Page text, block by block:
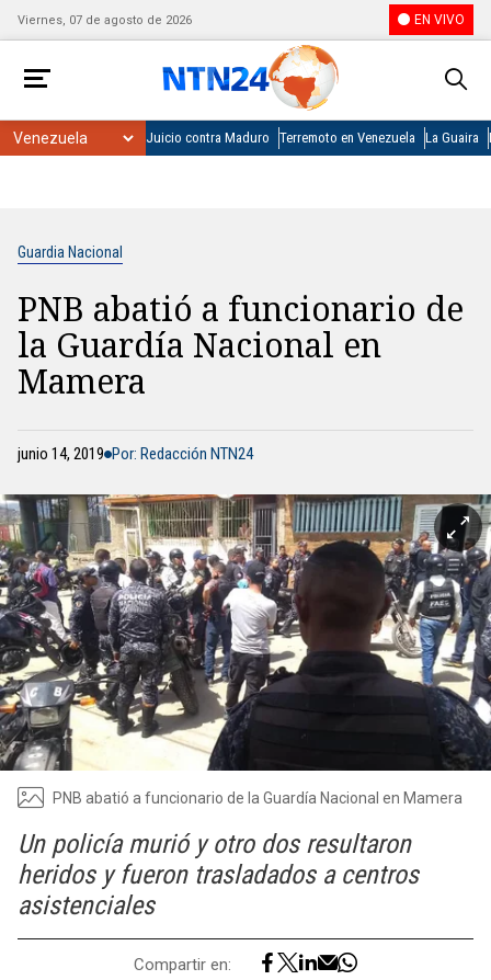
Viernes, 07 de agosto de 2026 EN VIVO
Juicio contra Maduro Terremoto en Venezuela La Guaira
Guardia Nacional
PNB abatió a funcionario de
la Guardía Nacional en
Mamera
junio 14, 2019 Por: Redacción NTN24
PNB abatió a funcionario de la Guardía Nacional en Mamera
Un policía murió y otro dos resultaron
heridos y fueron trasladados a centros
asistenciales
Compartir en: